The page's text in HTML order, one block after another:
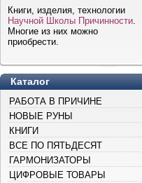
Книги, изделия, технологии
Научной Школы Причинности
Многие из них можно
приобрести.
Каталог
РАБОТА В ПРИЧИНЕ
НОВЫЕ РУНЫ
КНИГИ
ВСЕ ПО ПЯТЬДЕСЯТ
ГАРМОНИЗАТОРЫ
ЦИФРОВЫЕ ТОВАРЫ